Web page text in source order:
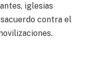
iglesias
contra el